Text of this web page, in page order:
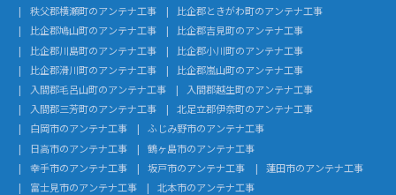
秩父郡横瀬町のアンテナ工事
比企郡ときがわ町のアンテナ工事
比企郡鳩山町のアンテナ工事
比企郡吉見町のアンテナ工事
比企郡川島町のアンテナ工事
比企郡小川町のアンテナ工事
比企郡滑川町のアンテナ工事
比企郡嵐山町のアンテナ工事
入間郡毛呂山町のアンテナ工事
入間郡越生町のアンテナ工事
入間郡三芳町のアンテナ工事
北足立郡伊奈町のアンテナ工事
白岡市のアンテナ工事
ふじみ野市のアンテナ工事
日高市のアンテナ工事
鶴ヶ島市のアンテナ工事
幸手市のアンテナ工事
坂戸市のアンテナ工事
蓮田市のアンテナ工事
富士見市のアンテナ工事
北本市のアンテナ工事